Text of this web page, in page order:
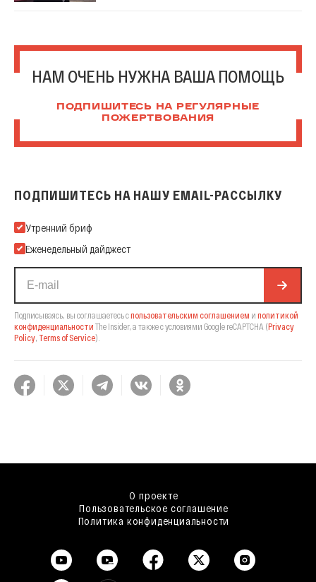
НАМ ОЧЕНЬ НУЖНА ВАША ПОМОЩЬ
ПОДПИШИТЕСЬ НА РЕГУЛЯРНЫЕ
ПОЖЕРТВОВАНИЯ
ПОДПИШИТЕСЬ НА НАШУ EMAIL-РАССЫЛКУ
Подпишитесь на нашу Email-рассылку
Утренний бриф
Еженедельный дайджест
Подписываясь, вы соглашаетесь спользовательским соглашением и политикой
конфиденциальности The Insider, а также с условиями Google reCAPTCHA (Privacy
Policy, Terms of Service).
О проекте
Пользовательское соглашение
Политика конфиденциальности